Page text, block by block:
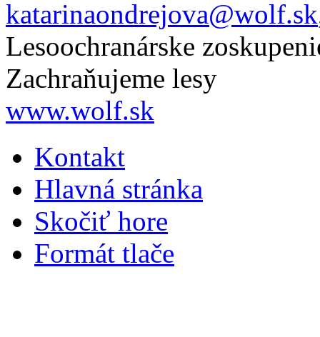
katarinaondrejova@wolf.sk
Lesoochranárske
Zachraňujeme lesy
www.wolf.sk
Kontakt
Hlavná stránka
Skočiť hore
Formát tlače